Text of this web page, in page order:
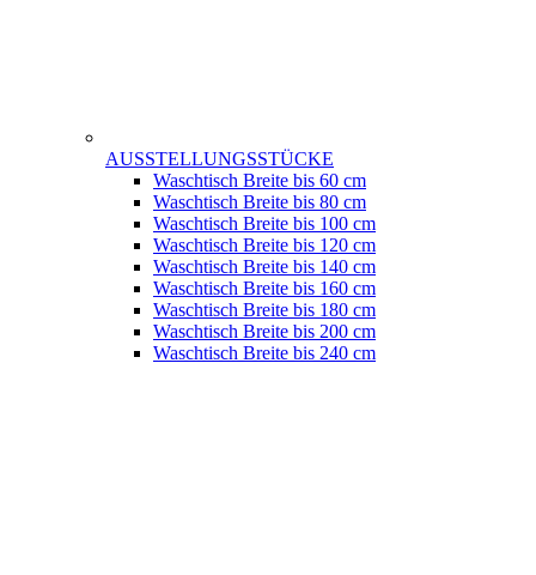
AUSSTELLUNGSSTÜCKE
Waschtisch Breite bis 60 cm
Waschtisch Breite bis 80 cm
Waschtisch Breite bis 100 cm
Waschtisch Breite bis 120 cm
Waschtisch Breite bis 140 cm
Waschtisch Breite bis 160 cm
Waschtisch Breite bis 180 cm
Waschtisch Breite bis 200 cm
Waschtisch Breite bis 240 cm